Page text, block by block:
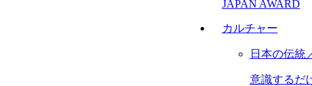
JAPAN AWARD
カルチャー
日本の伝統
意識するだ